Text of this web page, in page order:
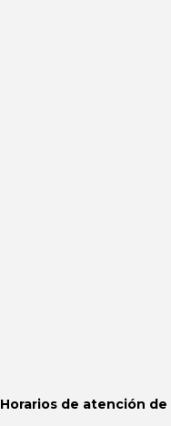
Horarios de atención de